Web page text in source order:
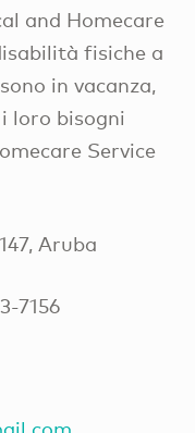
and Homecare
fisiche a
in vacanza,
loro bisogni
Service
Aruba
7156